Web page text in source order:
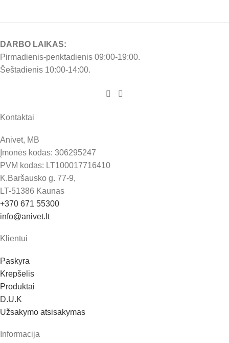
DARBO LAIKAS:
Pirmadienis-penktadienis 09:00-19:00.
Šeštadienis 10:00-14:00.
Kontaktai
Anivet, MB
Įmonės kodas: 306295247
PVM kodas: LT100017716410
K.Baršausko g. 77-9,
LT-51386 Kaunas
+370 671 55300
info@anivet.lt
Klientui
Paskyra
Krepšelis
Produktai
D.U.K
Užsakymo atsisakymas
Informacija